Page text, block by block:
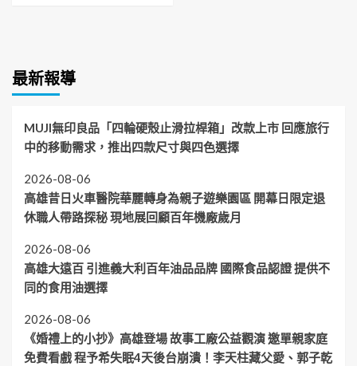
最新報導
MUJI無印良品「四輪硬殼止滑拉桿箱」改款上市 回應旅行
中的移動需求，推出四款尺寸與四色選擇
2026-08-06
高雄昔日火車醫院華麗轉身為親子遊樂園區 開幕日限定退
休職人帶路探秘 現地展回顧百年機廠歲月
2026-08-06
高雄大遠百 引進義大利百年油品品牌 國際食品認證 提供不
同的食用油選擇
2026-08-06
《婚禮上的小抄》高雄登場 故事工廠公益觀演 邀單親家庭
免費看戲 程予希失眠4天後台崩潰！李天柱藏父愛、郭子乾